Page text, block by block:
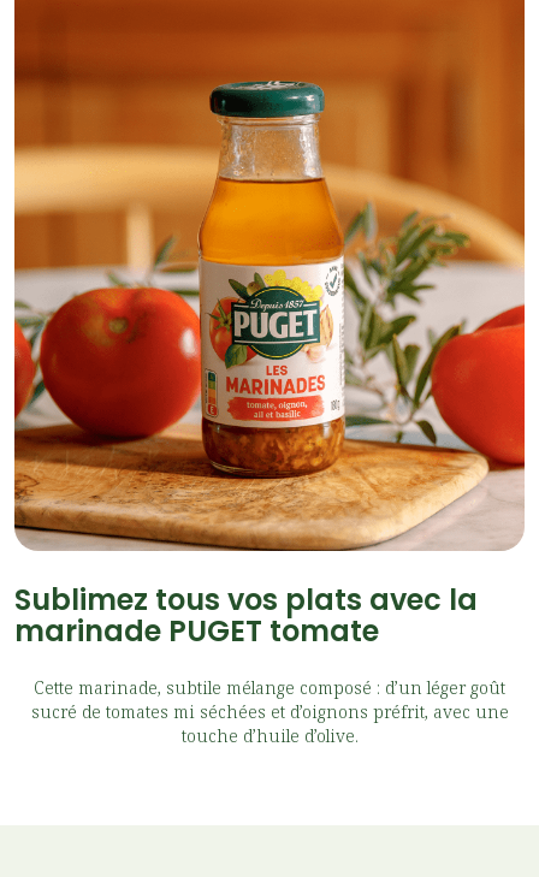
Sublimez tous vos plats avec la
marinade PUGET tomate
Cette marinade, subtile mélange composé : d’un léger goût
sucré de tomates mi séchées et d’oignons préfrit, avec une
touche d’huile d’olive.